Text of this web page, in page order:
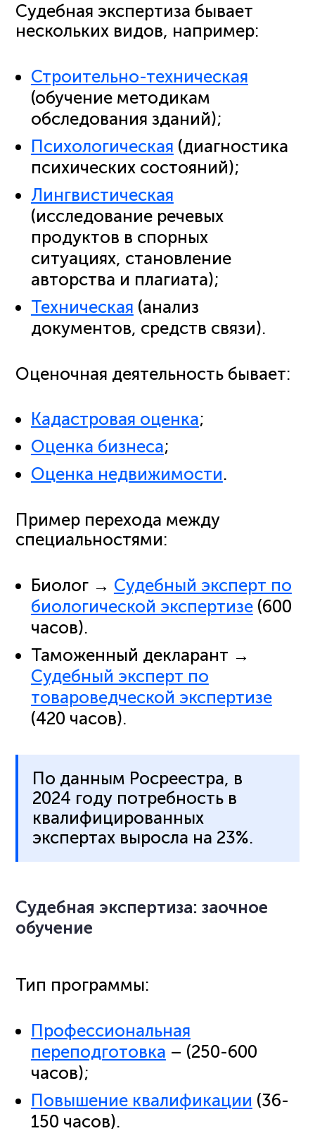
Судебная экспертиза бывает
нескольких видов, например:
Строительно-техническая
(обучение методикам
обследования зданий);
Психологическая (диагностика
психических состояний);
Лингвистическая
(исследование речевых
продуктов в спорных
ситуациях, становление
авторства и плагиата);
Техническая (анализ
документов, средств связи).
Оценочная деятельность бывает:
Кадастровая оценка;
Оценка бизнеса;
Оценка недвижимости.
Пример перехода между
специальностями:
Биолог → Судебный эксперт по
биологической экспертизе(600
часов).
Таможенный декларант →
Судебный эксперт по
товароведческой экспертизе
(420 часов).
По данным Росреестра, в
2024 году потребность в
квалифицированных
экспертах выросла на 23%.
Судебная экспертиза: заочное
обучение
Тип программы:
Профессиональная
переподготовка – (250-600
часов);
Повышение квалификации (36-
150 часов).